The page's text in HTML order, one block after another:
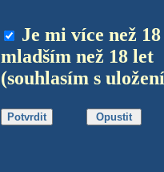
Je mi více než
mladším než 18 let
(souhlasím s